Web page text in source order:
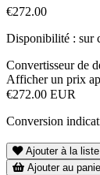
€272.00
Disponibilité : sur
Convertisseur de
Afficher un prix
€272.00 EUR
Conversion
Ajouter à la liste
Ajouter au